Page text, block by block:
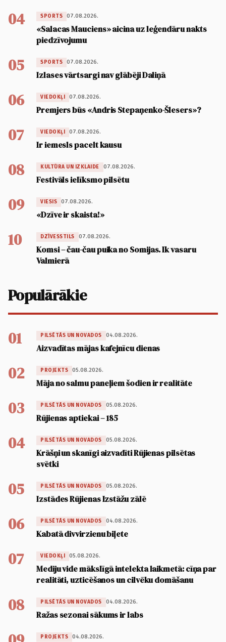
04 SPORTS 07.08.2026.
«Salacas Mauciens» aicina uz leģendāru nakts
piedzīvojumu
05 SPORTS 07.08.2026.
Izlases vārtsargi nav glābēji Daliņā
06 VIEDOKĻI 07.08.2026.
Premjers būs «Andris Stepaņenko-Šlesers»?
07 VIEDOKĻI 07.08.2026.
Ir iemesls pacelt kausu
08 KULTŪRA UN IZKLAIDE 07.08.2026.
Festivāls ielīksmo pilsētu
09 VIESIS 07.08.2026.
«Dzīve ir skaista!»
10 DZĪVESSTILS 07.08.2026.
Komsi – čau-čau puika no Somijas. Ik vasaru
Valmierā
Populārākie
01 PILSĒTĀS UN NOVADOS 04.08.2026.
Aizvadītas mājas kafejnīcu dienas
02 PROJEKTS 05.08.2026.
Māja no salmu paneļiem šodien ir realitāte
03 PILSĒTĀS UN NOVADOS 05.08.2026.
Rūjienas aptiekai – 185
04 PILSĒTĀS UN NOVADOS 05.08.2026.
Krāšņi un skanīgi aizvadīti Rūjienas pilsētas
svētki
05 PILSĒTĀS UN NOVADOS 05.08.2026.
Izstādes Rūjienas Izstāžu zālē
06 PILSĒTĀS UN NOVADOS 04.08.2026.
Kabatā divvirzienu biļete
07 VIEDOKĻI 05.08.2026.
Mediju vide mākslīgā intelekta laikmetā: cīņa par
realitāti, uzticēšanos un cilvēku domāšanu
08 PILSĒTĀS UN NOVADOS 04.08.2026.
Ražas sezonai sākums ir labs
PROJEKTS 04.08.2026.